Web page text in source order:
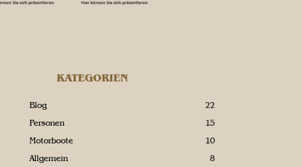
KATEGORIEN
Blog
22
Personen
15
Motorboote
10
Allgemein
8